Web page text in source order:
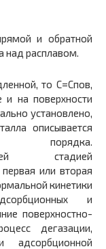
и обратной
над расплавом.
то C=Cпов,
на поверхности
установлено,
описывается
порядка.
стадией
или вторая
кинетики
и
поверхностно-
дегазации,
адсорбционной